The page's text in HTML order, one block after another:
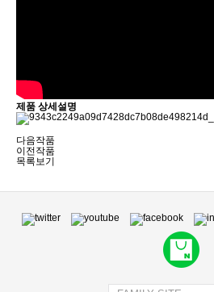
제품 상세설명
다음작품
이전작품
목록보기